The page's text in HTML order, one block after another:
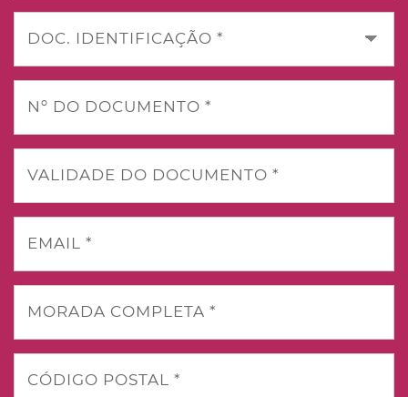
DOC. IDENTIFICAÇÃO *
Nº DO DOCUMENTO *
VALIDADE DO DOCUMENTO *
EMAIL *
MORADA COMPLETA *
CÓDIGO POSTAL *